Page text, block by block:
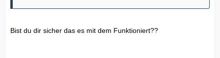
Bist du dir sicher das es mit dem Funktioniert??